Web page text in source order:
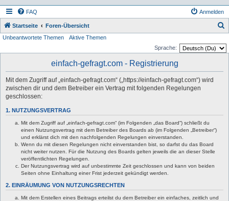
FAQ Anmelden
Startseite Foren-Übersicht
Unbeantwortete Themen
Aktive Themen
Sprache:
einfach-gefragt.com - Registrierung
Mit dem Zugriff auf „einfach-gefragt.com“ („https://einfach-gefragt.com“) wird
zwischen dir und dem Betreiber ein Vertrag mit folgenden Regelungen
geschlossen:
1. NUTZUNGSVERTRAG
Mit dem Zugriff auf „einfach-gefragt.com“ (im Folgenden „das Board“) schließt du
einen Nutzungsvertrag mit dem Betreiber des Boards ab (im Folgenden „Betreiber“)
und erklärst dich mit den nachfolgenden Regelungen einverstanden.
Wenn du mit diesen Regelungen nicht einverstanden bist, so darfst du das Board
nicht weiter nutzen. Für die Nutzung des Boards gelten jeweils die an dieser Stelle
veröffentlichten Regelungen.
Der Nutzungsvertrag wird auf unbestimmte Zeit geschlossen und kann von beiden
Seiten ohne Einhaltung einer Frist jederzeit gekündigt werden.
2. EINRÄUMUNG VON NUTZUNGSRECHTEN
Mit dem Erstellen eines Beitrags erteilst du dem Betreiber ein einfaches, zeitlich und